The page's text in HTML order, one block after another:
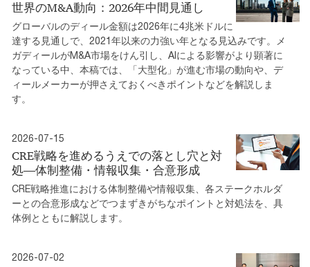
世界のM&A動向：2026年中間見通し
グローバルのディール金額は2026年に4兆米ドルに
達する見通しで、2021年以来の力強い年となる見込みです。メ
ガディールがM&A市場をけん引し、AIによる影響がより顕著に
なっている中、本稿では、「大型化」が進む市場の動向や、デ
ィールメーカーが押さえておくべきポイントなどを解説しま
す。
2026-07-15
CRE戦略を進めるうえでの落とし穴と対
処―体制整備・情報収集・合意形成
CRE戦略推進における体制整備や情報収集、各ステークホルダ
ーとの合意形成などでつまずきがちなポイントと対処法を、具
体例とともに解説します。
2026-07-02